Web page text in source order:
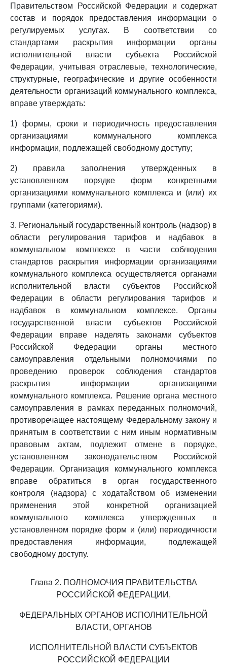
Правительством Российской Федерации и содержат
состав и порядок предоставления информации о
регулируемых услугах. В соответствии со
стандартами раскрытия информации органы
исполнительной власти субъекта Российской
Федерации, учитывая отраслевые, технологические,
структурные, географические и другие особенности
деятельности организаций коммунального комплекса,
вправе утверждать:
1) формы, сроки и периодичность предоставления
организациями коммунального комплекса
информации, подлежащей свободному доступу;
2) правила заполнения утвержденных в
установленном порядке форм конкретными
организациями коммунального комплекса и (или) их
группами (категориями).
3. Региональный государственный контроль (надзор) в
области регулирования тарифов и надбавок в
коммунальном комплексе в части соблюдения
стандартов раскрытия информации организациями
коммунального комплекса осуществляется органами
исполнительной власти субъектов Российской
Федерации в области регулирования тарифов и
надбавок в коммунальном комплексе. Органы
государственной власти субъектов Российской
Федерации вправе наделять законами субъектов
Российской Федерации органы местного
самоуправления отдельными полномочиями по
проведению проверок соблюдения стандартов
раскрытия информации организациями
коммунального комплекса. Решение органа местного
самоуправления в рамках переданных полномочий,
противоречащее настоящему Федеральному закону и
принятым в соответствии с ним иным нормативным
правовым актам, подлежит отмене в порядке,
установленном законодательством Российской
Федерации. Организация коммунального комплекса
вправе обратиться в орган государственного
контроля (надзора) с ходатайством об изменении
применения этой конкретной организацией
коммунального комплекса утвержденных в
установленном порядке форм и (или) периодичности
предоставления информации, подлежащей
свободному доступу.
Глава 2. ПОЛНОМОЧИЯ ПРАВИТЕЛЬСТВА
РОССИЙСКОЙ ФЕДЕРАЦИИ,
ФЕДЕРАЛЬНЫХ ОРГАНОВ ИСПОЛНИТЕЛЬНОЙ
ВЛАСТИ, ОРГАНОВ
ИСПОЛНИТЕЛЬНОЙ ВЛАСТИ СУБЪЕКТОВ
РОССИЙСКОЙ ФЕДЕРАЦИИ